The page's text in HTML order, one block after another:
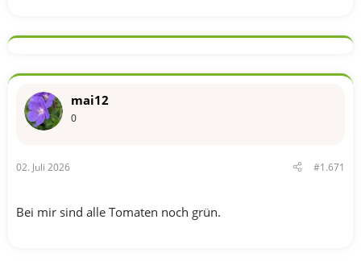
mai12
0
02. Juli 2026 #1.671
Bei mir sind alle Tomaten noch grün.